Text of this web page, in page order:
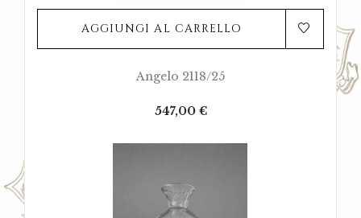
AGGIUNGI AL CARRELLO
Angelo 2118/25
Prezzo
547,00 €